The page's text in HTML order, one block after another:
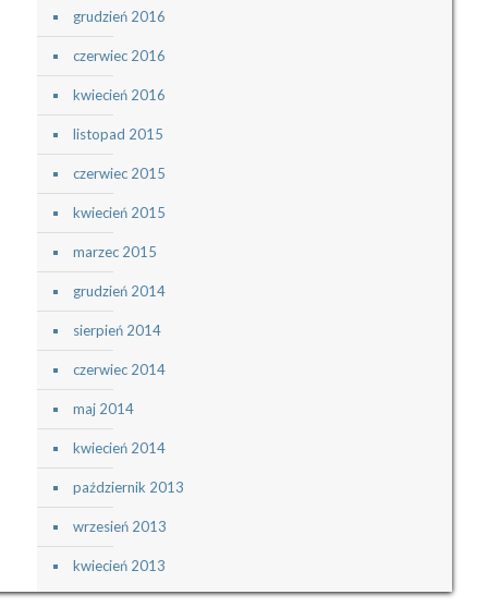
grudzień 2016
czerwiec 2016
kwiecień 2016
listopad 2015
czerwiec 2015
kwiecień 2015
marzec 2015
grudzień 2014
sierpień 2014
czerwiec 2014
maj 2014
kwiecień 2014
październik 2013
wrzesień 2013
kwiecień 2013